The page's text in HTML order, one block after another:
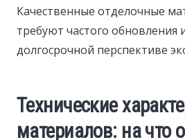
Качественные отделочные
требуют частого обновления
долгосрочной перспективе
Технические
материалов: на что